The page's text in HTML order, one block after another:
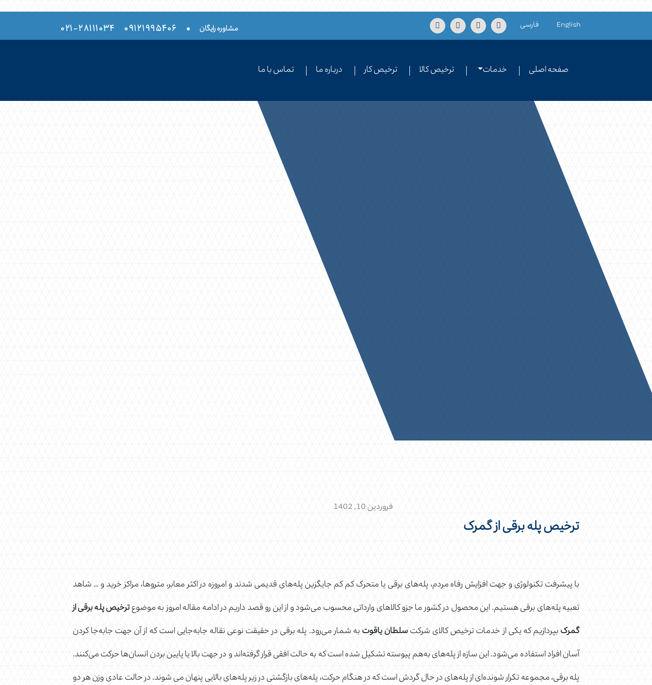
English فارسی مشاوره رایگان • ۰۹۱۲۱۹۹۵۴۰۶ ۲۸۱۱۱۰۳۴-۰۲۱
صفحه اصلی خدمات ترخیص کالا ترخیص کار درباره ما تماس با ما
فروردین 10, 1402
ترخیص پله برقی از گمرک
با پیشرفت تکنولوژی و جهت افزایش رفاه مردم، پله‌های برقی یا متحرک کم کم جایگزین پله‌های قدیمی شدند و امروزه در اکثر معابر، متروها، مراکز خرید و … شاهد
تعبیه پله‌های برقی هستیم. این محصول در کشور ما جزو کالاهای وارداتی محسوب می‌شود و از این رو قصد داریم در ادامه مقاله امروز به موضوعترخیص پله برقی از
گمرک بپردازیم که یکی از خدمات ترخیص کالای شرکتسلطان یاقوت به شمار می‌رود. پله برقی در حقیقت نوعی نقاله جابه‌جایی است که از آن جهت جابه‌جا کردن
آسان افراد استفاده می‌شود. این سازه از پله‌های به‌هم پیوسته تشکیل شده است که به حالت افقی قرار گرفته‌اند و در جهت بالا یا پایین بردن انسان‌ها حرکت می‌کنند.
پله برقی، مجموعه تکرار شونده‌ای از پله‌های در حال گردش است که در هنگام حرکت، پله‌های بازگشتی در زیر پله‌های بالایی پنهان می شوند. در حالت عادی وزن هر دو